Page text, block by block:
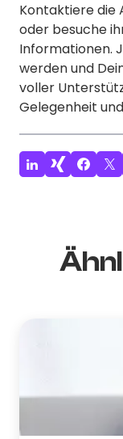
Kontaktiere die
oder besuche
Informationen.
werden und
voller
Gelegenheit